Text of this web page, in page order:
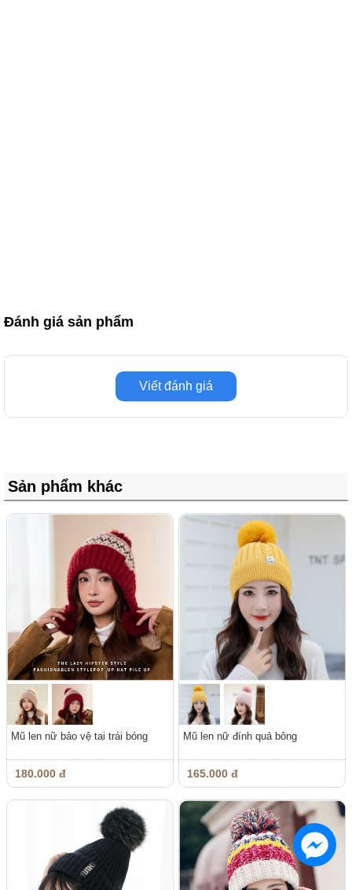
Đánh giá sản phẩm
Viết đánh giá
Sản phẩm khác
Mũ len nữ bảo vệ tai trái bóng
180.000 đ
Mũ len nữ đính quả bông
165.000 đ